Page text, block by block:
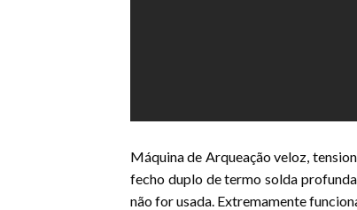
Máquina de Arqueação veloz,
fecho duplo de termo solda
não for usada. Extremamente